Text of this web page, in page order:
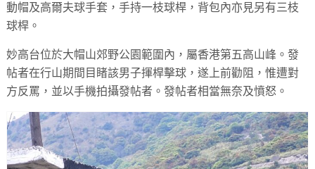
動帽及高爾夫球手套，手持一枝球桿，背包內亦見另有三枝
球桿。
妙高台位於大帽山郊野公園範圍內，屬香港第五高山峰。發
帖者在行山期間目睹該男子揮桿擊球，遂上前勸阻，惟遭對
方反罵，並以手機拍攝發帖者。發帖者相當無奈及憤怒。